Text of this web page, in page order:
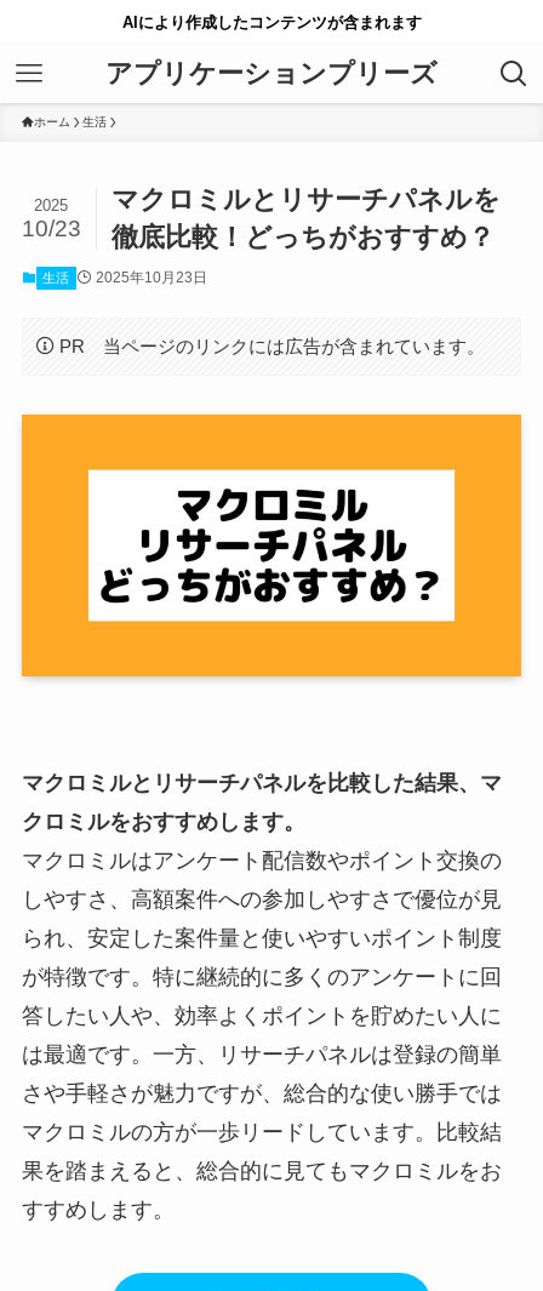
AIにより作成したコンテンツが含まれます
アプリケーションプリーズ
ホーム 生活
マクロミルとリサーチパネルを
徹底比較！どっちがおすすめ？
2025
10/23
生活 2025年10月23日
PR 当ページのリンクには広告が含まれています。
マクロミルとリサーチパネルを比較した結果、マ
クロミルをおすすめします。
マクロミルはアンケート配信数やポイント交換の
しやすさ、高額案件への参加しやすさで優位が見
られ、安定した案件量と使いやすいポイント制度
が特徴です。特に継続的に多くのアンケートに回
答したい人や、効率よくポイントを貯めたい人に
は最適です。一方、リサーチパネルは登録の簡単
さや手軽さが魅力ですが、総合的な使い勝手では
マクロミルの方が一歩リードしています。比較結
果を踏まえると、総合的に見てもマクロミルをお
すすめします。